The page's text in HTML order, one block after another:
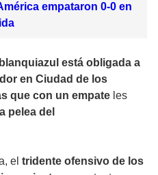
empataron 0-0 en
está obligada a
en Ciudad de los
que con un empate les
pelea del
el tridente ofensivo de los